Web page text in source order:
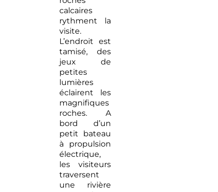
calcaires
rythment la
visite.
L’endroit est
tamisé, des
jeux de
petites
lumières
éclairent les
magnifiques
roches. A
bord d’un
petit bateau
à propulsion
électrique,
les visiteurs
traversent
une rivière